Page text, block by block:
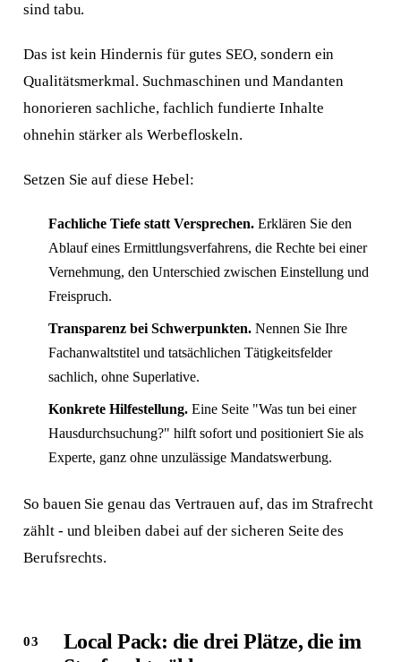
sind tabu.
Das ist kein Hindernis für gutes SEO, sondern ein
Qualitätsmerkmal. Suchmaschinen und Mandanten
honorieren sachliche, fachlich fundierte Inhalte
ohnehin stärker als Werbefloskeln.
Setzen Sie auf diese Hebel:
Fachliche Tiefe statt Versprechen.Erklären Sie den
Ablauf eines Ermittlungsverfahrens, die Rechte bei einer
Vernehmung, den Unterschied zwischen Einstellung und
Freispruch.
Transparenz bei Schwerpunkten.Nennen Sie Ihre
Fachanwaltstitel und tatsächlichen Tätigkeitsfelder
sachlich, ohne Superlative.
Konkrete Hilfestellung.Eine Seite "Was tun bei einer
Hausdurchsuchung?" hilft sofort und positioniert Sie als
Experte, ganz ohne unzulässige Mandatswerbung.
So bauen Sie genau das Vertrauen auf, das im Strafrecht
zählt - und bleiben dabei auf der sicheren Seite des
Berufsrechts.
Local Pack: die drei Plätze, die im